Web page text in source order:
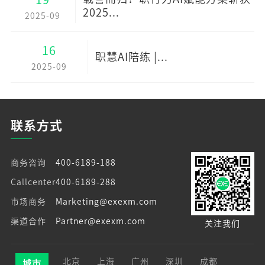
2025-09
2025...
16
2025-09
职慧AI陪练 |...
联系方式
商务咨询 400-6189-188
Callcenter400-6189-288
市场商务 Marketing@exexm.com
渠道合作 Partner@exexm.com 关注我们
北京 上海 广州 深圳 成都